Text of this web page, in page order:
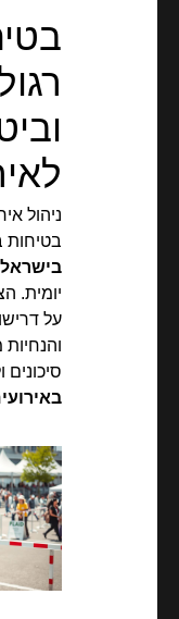
ניהול
בישראל
יומית.
על